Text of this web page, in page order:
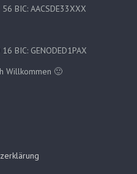
BIC: AACSDE33XXX
BIC: GENODED1PAX
Willkommen 🙂